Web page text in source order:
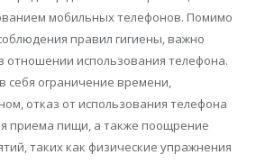
мобильных телефонов. Помимо
правил гигиены, важно
отношении использования телефона.
себя ограничение времени,
отказ от использования телефона
приема пищи, а также поощрение
таких как физические упражнения